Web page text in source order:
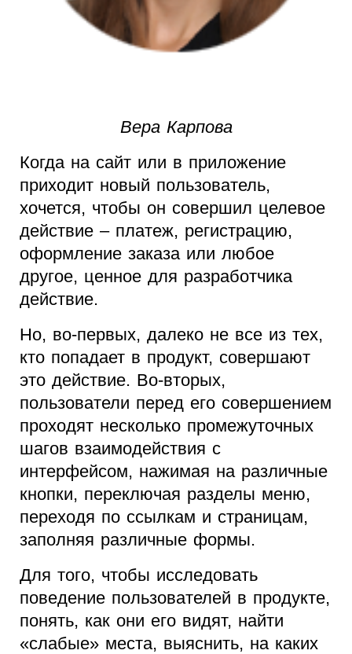
Вера Карпова
Когда на сайт или в приложение
приходит новый пользователь,
хочется, чтобы он совершил целевое
действие – платеж, регистрацию,
оформление заказа или любое
другое, ценное для разработчика
действие.
Но, во-первых, далеко не все из тех,
кто попадает в продукт, совершают
это действие. Во-вторых,
пользователи перед его совершением
проходят несколько промежуточных
шагов взаимодействия с
интерфейсом, нажимая на различные
кнопки, переключая разделы меню,
переходя по ссылкам и страницам,
заполняя различные формы.
Для того, чтобы исследовать
поведение пользователей в продукте,
понять, как они его видят, найти
«слабые» места, выяснить, на каких